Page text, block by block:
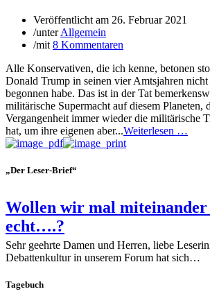
Veröffentlicht am 26. Februar 2021
/unterAllgemein
/mit 8 Kommentaren
Alle Konservativen, die ich kenne, betonen
Donald Trump in seinen vier Amtsjahren
begonnen habe. Das ist in der Tat
militärische Supermacht auf diesem Planeten,
Vergangenheit immer wieder die militärische
hat, um ihre eigenen aber...Weiterlesen …
„Der Leser-Brief“
Wollen wir mal miteinander
echt….?
Sehr geehrte Damen und Herren, liebe
Debattenkultur in unserem Forum hat sich…
Tagebuch